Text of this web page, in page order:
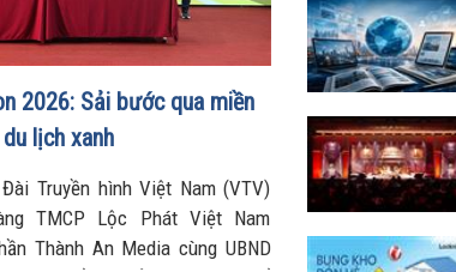
2026: Sải bước qua miền
lịch xanh
Truyền hình Việt Nam (VTV)
TMCP Lộc Phát Việt Nam
Thành An Media cùng UBND